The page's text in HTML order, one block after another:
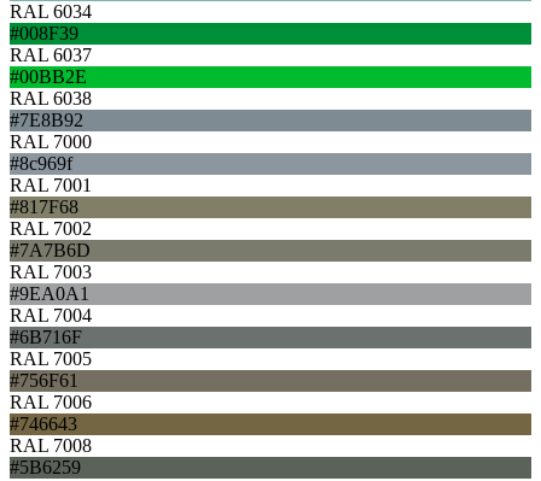
RAL 6034
#008F39
RAL 6037
#00BB2E
RAL 6038
#7E8B92
RAL 7000
#8c969f
RAL 7001
#817F68
RAL 7002
#7A7B6D
RAL 7003
#9EA0A1
RAL 7004
#6B716F
RAL 7005
#756F61
RAL 7006
#746643
RAL 7008
#5B6259